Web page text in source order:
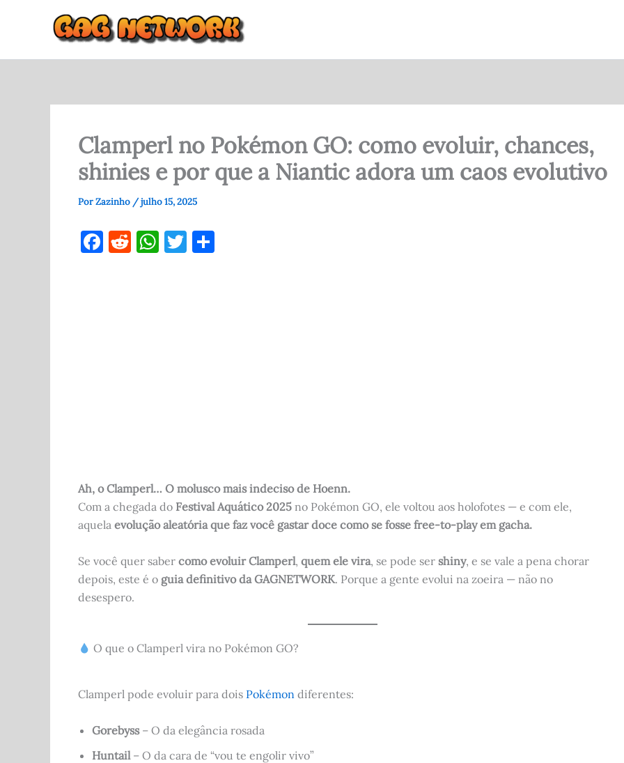
conteúdo
Clamperl no Pokémon GO: como evoluir, chances,
shinies e por que a Niantic adora um caos evolutivo
PorZazinho /julho 15, 2025
F R W T
Ah, o Clamperl… O molusco mais indeciso de Hoenn.
Com a chegada do Festival Aquático 2025 no Pokémon GO, ele voltou aos holofotes — e com ele,
aquela evolução aleatória que faz você gastar doce como se fosse free-to-play em gacha.
Se você quer saber como evoluir Clamperl, quem ele vira, se pode ser shiny, e se vale a pena chorar
depois, este é o guia definitivo da GAGNETWORK. Porque a gente evolui na zoeira — não no
desespero.
O que o Clamperl vira no Pokémon GO?
Clamperl pode evoluir para dois Pokémon diferentes:
Gorebyss– O da elegância rosada
Huntail – O da cara de “vou te engolir vivo”